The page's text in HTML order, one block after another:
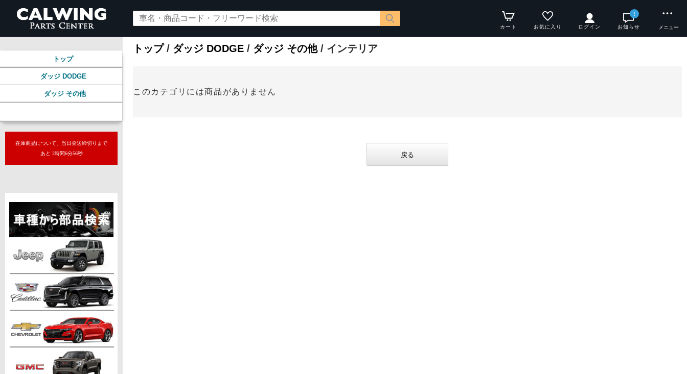
カート お気に入り ログイン
!
お知らせ メニュー
トップ
ダッジ DODGE
ダッジ その他
在庫商品について、当日発送締切りまで
あと 2時間6分55秒
トップ/ ダッジ DODGE / ダッジ その他/ インテリア
このカテゴリには商品がありません
戻る